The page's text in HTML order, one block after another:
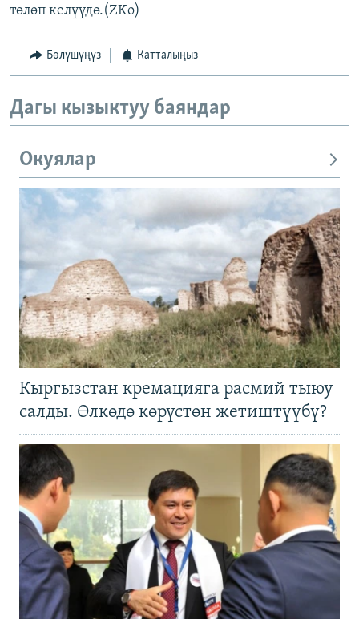
төлөп келүүдө.(ZKo)
Бөлүшүңүз Катталыңыз
Дагы кызыктуу баяндар
Окуялар
Кыргызстан кремацияга расмий тыюу
салды. Өлкөдө көрүстөн жетиштүүбү?